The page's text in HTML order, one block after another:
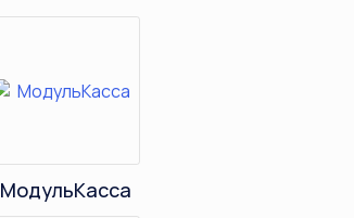
МодульКасса